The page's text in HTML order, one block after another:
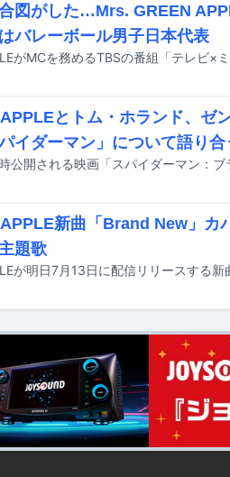
図がした…Mrs. GREEN
バレーボール男子日本代表
がMCを務めるTBSの番組「テレビ×
とトム・ホランド、ゼ
ダーマン」について語り合
新曲「Brand New」カ
題歌